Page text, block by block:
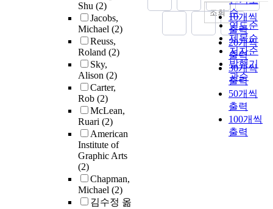
Shu (2)
Jacobs,
Michael (2)
Reuss,
Roland (2)
Sky,
Alison (2)
Carter,
Rob (2)
McLean,
Ruari (2)
American
Institute of
Graphic Arts
(2)
Chapman,
Michael (2)
김수정 옮
순
연도순
제목순
저자순
발행기
관순
10개씩
출력
20개씩
출력
30개씩
출력
50개씩
출력
100개씩
출력
조회